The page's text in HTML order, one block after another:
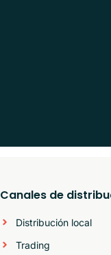
Canales de
Distribución local
Trading